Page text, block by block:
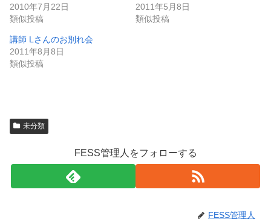
2010年7月22日
類似投稿
2011年5月8日
類似投稿
講師 Lさんのお別れ会
2011年8月8日
類似投稿
未分類
FESS管理人をフォローする
FESS管理人